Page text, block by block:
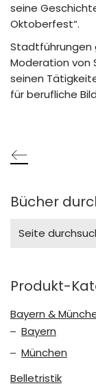
seine
Oktoberfest“.
Stadtführungen
Moderation von
seinen
für berufliche
Bücher
for:
Produkt-
Bayern &
Bayern
München
Belletristik